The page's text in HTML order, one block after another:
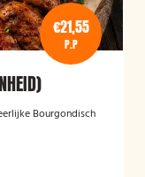
€21,55
P.P
Bourgondisch